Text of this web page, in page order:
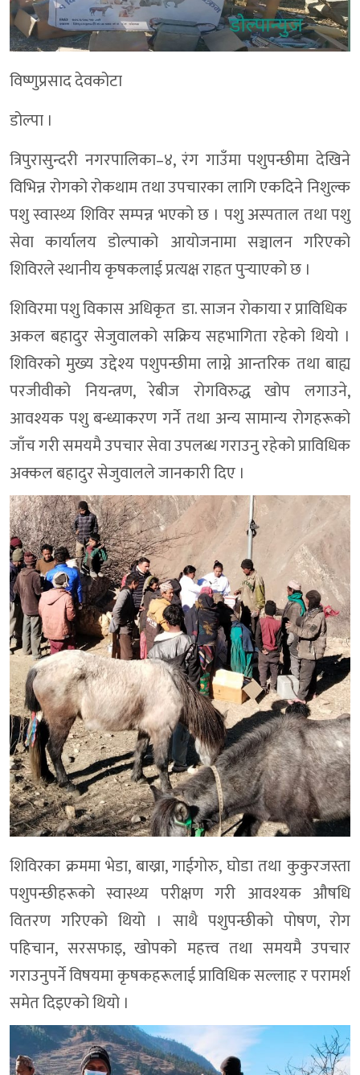
विष्णुप्रसाद देवकोटा
डोल्पा ।
त्रिपुरासुन्दरी नगरपालिका–४, रंग गाउँमा पशुपन्छीमा देखिने
विभिन्न रोगको रोकथाम तथा उपचारका लागि एकदिने निशुल्क
पशु स्वास्थ्य शिविर सम्पन्न भएको छ । पशु अस्पताल तथा पशु
सेवा कार्यालय डोल्पाको आयोजनामा सञ्चालन गरिएको
शिविरले स्थानीय कृषकलाई प्रत्यक्ष राहत पुर्‍याएको छ ।
शिविरमा पशु विकास अधिकृत डा. साजन रोकाया र प्राविधिक
अकल बहादुर सेजुवालको सक्रिय सहभागिता रहेको थियो ।
शिविरको मुख्य उद्देश्य पशुपन्छीमा लाग्ने आन्तरिक तथा बाह्य
परजीवीको नियन्त्रण, रेबीज रोगविरुद्ध खोप लगाउने,
आवश्यक पशु बन्ध्याकरण गर्ने तथा अन्य सामान्य रोगहरूको
जाँच गरी समयमै उपचार सेवा उपलब्ध गराउनु रहेको प्राविधिक
अक्कल बहादुर सेजुवालले जानकारी दिए ।
शिविरका क्रममा भेडा, बाख्रा, गाईगोरु, घोडा तथा कुकुरजस्ता
पशुपन्छीहरूको स्वास्थ्य परीक्षण गरी आवश्यक औषधि
वितरण गरिएको थियो । साथै पशुपन्छीको पोषण, रोग
पहिचान, सरसफाइ, खोपको महत्त्व तथा समयमै उपचार
गराउनुपर्ने विषयमा कृषकहरूलाई प्राविधिक सल्लाह र परामर्श
समेत दिइएको थियो ।